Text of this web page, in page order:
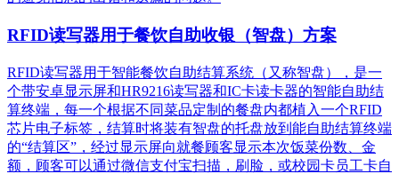
RFID读写器用于餐饮自助收银（智盘）方案
RFID读写器用于智能餐饮自助结算系统（又称智盘），是一
个带安卓显示屏和HR9216读写器和IC卡读卡器的智能自助结
算终端，每一个根据不同菜品定制的餐盘内都植入一个RFID
芯片电子标签，结算时将装有智盘的托盘放到能自助结算终端
的“结算区”，经过显示屏向就餐顾客显示本次饭菜份数、金
额，顾客可以通过微信支付宝扫描，刷脸，或校园卡员工卡自